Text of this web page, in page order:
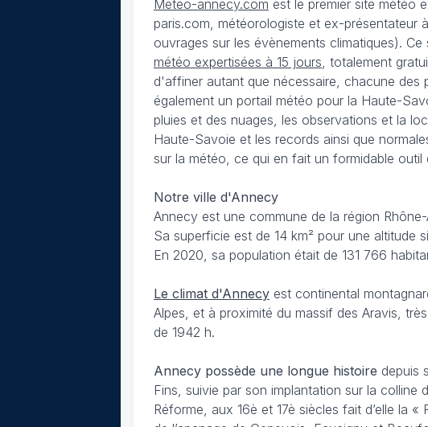
Meteo-annecy.com est le premier site météo
paris.com, météorologiste et ex-présentateur
ouvrages sur les évènements climatiques).
météo expertisées à 15 jours , totalement
d'affiner autant que nécessaire, chacune des
également un portail météo pour la Haute-
pluies et des nuages, les observations et la
Haute-Savoie et les records ainsi que
sur la météo, ce qui en fait un formidable outil
Notre ville d'Annecy
Annecy est une commune de la région
Sa superficie est de 14 km² pour une altitude
En 2020, sa population était de 131 766
Le climat d'Annecy est continental
Alpes, et à proximité du massif des Aravis,
de 1942 h.
Annecy possède une longue histoire depuis
Fins, suivie par son implantation sur la colline
Réforme, aux 16è et 17è siècles fait d’elle la